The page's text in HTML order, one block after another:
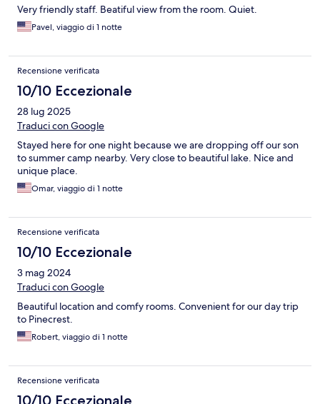
Very friendly staff. Beatiful view from the room. Quiet.
Pavel, viaggio di 1 notte
Recensione verificata
10/10 Eccezionale
28 lug 2025
Traduci con Google
Stayed here for one night because we are dropping off our son
to summer camp nearby. Very close to beautiful lake. Nice and
unique place.
Omar, viaggio di 1 notte
Recensione verificata
10/10 Eccezionale
3 mag 2024
Traduci con Google
Beautiful location and comfy rooms. Convenient for our day trip
to Pinecrest.
Robert, viaggio di 1 notte
Recensione verificata